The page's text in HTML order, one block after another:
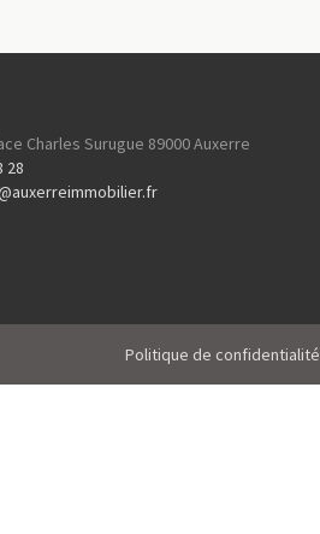
Charles Surugue 89000 Auxerre
28
Politique de confidentialité